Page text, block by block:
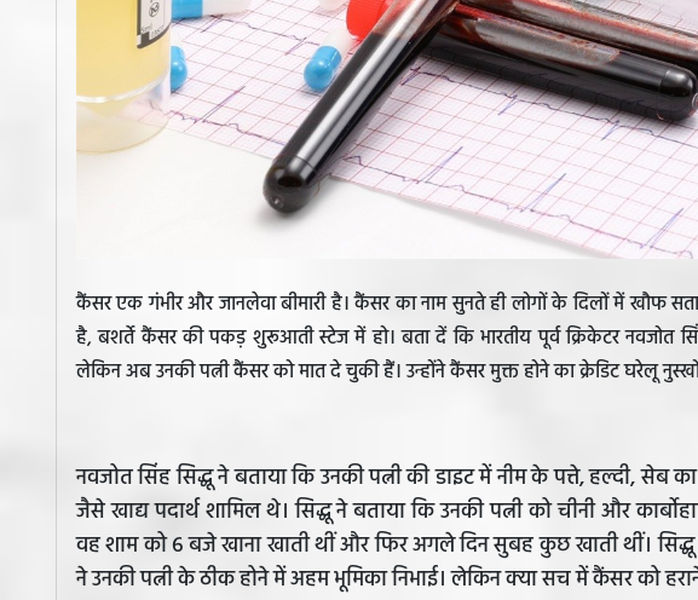
कैंसर एक गंभीर और जानलेवा बीमारी है। कैंसर का नाम सुनते ही लोगों के दिलों में खौफ
है, बशर्ते कैंसर की पकड़ शुरूआती स्टेज में हो। बता दें कि भारतीय पूर्व क्रिकेटर नवजोत
लेकिन अब उनकी पत्नी कैंसर को मात दे चुकी हैं। उन्होंने कैंसर मुक्त होने का क्रेडिट घरेलू
नवजोत सिंह सिद्धू ने बताया कि उनकी पत्नी की डाइट में नीम के पत्ते, हल्दी, सेब
जैसे खाद्य पदार्थ शामिल थे। सिद्धू ने बताया कि उनकी पत्नी को चीनी और
वह शाम को 6 बजे खाना खाती थीं और फिर अगले दिन सुबह कुछ खाती थीं।
ने उनकी पत्नी के ठीक होने में अहम भूमिका निभाई। लेकिन क्या सच में कैंसर को